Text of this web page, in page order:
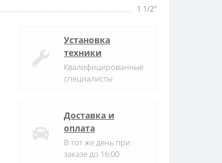
1 1/2"
Установка
техники
Квалифицированные
специалисты
Доставка и
оплата
В тот же день при
заказе до 16:00